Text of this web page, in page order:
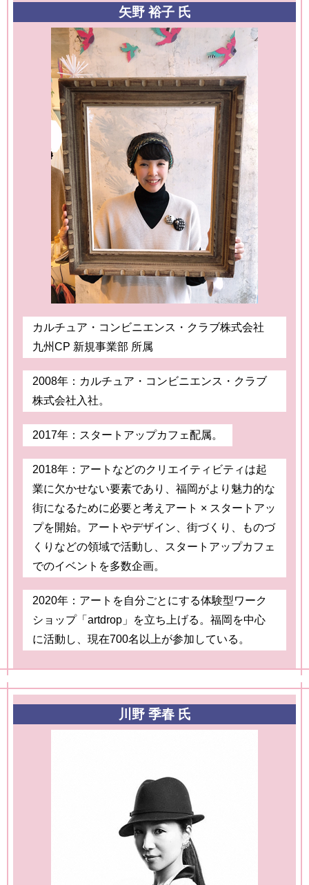
矢野 裕子 氏
カルチュア・コンビニエンス・クラブ株式会社
九州CP 新規事業部 所属
2008年：カルチュア・コンビニエンス・クラブ
株式会社入社。
2017年：スタートアップカフェ配属。
2018年：アートなどのクリエイティビティは起
業に欠かせない要素であり、福岡がより魅力的な
街になるために必要と考えアート × スタートアッ
プを開始。アートやデザイン、街づくり、ものづ
くりなどの領域で活動し、スタートアップカフェ
でのイベントを多数企画。
2020年：アートを自分ごとにする体験型ワーク
ショップ「artdrop」を立ち上げる。福岡を中心
に活動し、現在700名以上が参加している。
川野 季春 氏